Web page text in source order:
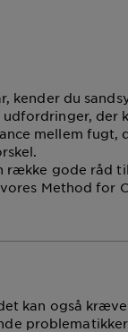
kender du
mellem fugt,
række gode råd
Method for
kan også